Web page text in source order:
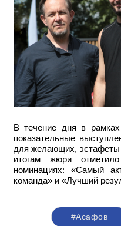
В течение дня в
показательные
для желающих, эстафеты
итогам жюри
номинациях: «Самый
команда» и «Лучший
#Асафов